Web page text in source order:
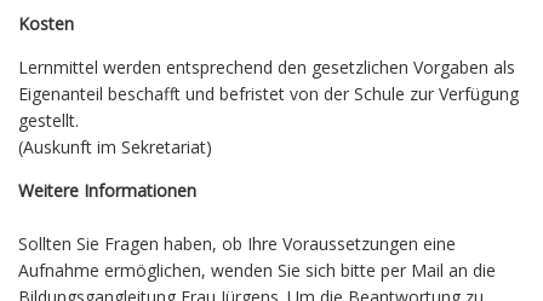
Kosten
Lernmittel werden entsprechend den gesetzlichen Vorgaben als
Eigenanteil beschafft und befristet von der Schule zur Verfügung
gestellt.
(Auskunft im Sekretariat)
Weitere Informationen
Sollten Sie Fragen haben, ob Ihre Voraussetzungen eine
Aufnahme ermöglichen, wenden Sie sich bitte per Mail an die